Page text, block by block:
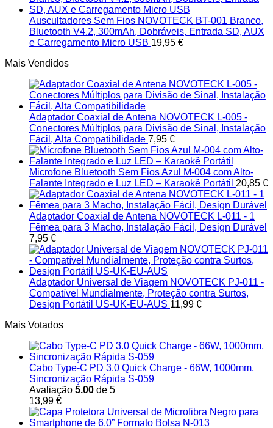
Auscultadores Sem Fios NOVOTECK BT-001 Branco,
Bluetooth V4.2, 300mAh, Dobráveis, Entrada SD, AUX
e Carregamento Micro USB 19,95 €
Mais Vendidos
Adaptador Coaxial de Antena NOVOTECK L-005 -
Conectores Múltiplos para Divisão de Sinal, Instalação
Fácil, Alta Compatibilidade 7,95 €
Microfone Bluetooth Sem Fios Azul M-004 com Alto-
Falante Integrado e Luz LED – Karaokê Portátil 20,85 €
Adaptador Coaxial de Antena NOVOTECK L-011 - 1
Fêmea para 3 Macho, Instalação Fácil, Design Durável
7,95 €
Adaptador Universal de Viagem NOVOTECK PJ-011 -
Compatível Mundialmente, Proteção contra Surtos,
Design Portátil US-UK-EU-AUS 11,99 €
Mais Votados
Cabo Type-C PD 3.0 Quick Charge - 66W, 1000mm,
Sincronização Rápida S-059
Avaliação 5.00 de 5
13,99 €